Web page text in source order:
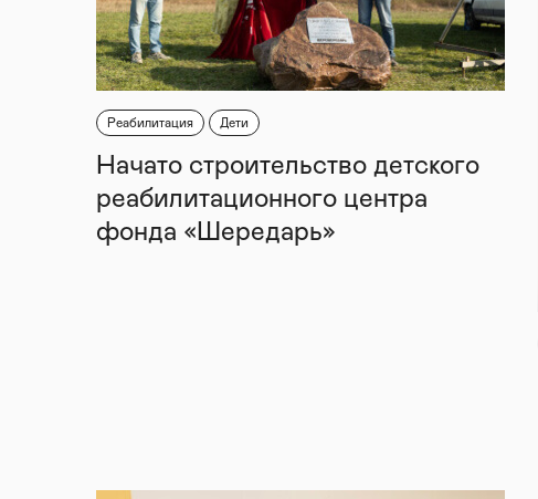
Реабилитация Дети
Начато строительство детского
реабилитационного центра
фонда «Шередарь»